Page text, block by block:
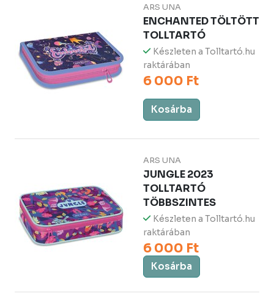
ARS UNA
ENCHANTED TÖLTÖTT
TOLLTARTÓ
Készleten a Tolltartó.hu
raktárában
6 000 Ft
Kosárba
ARS UNA
JUNGLE 2023
TOLLTARTÓ
TÖBBSZINTES
Készleten a Tolltartó.hu
raktárában
6 000 Ft
Kosárba